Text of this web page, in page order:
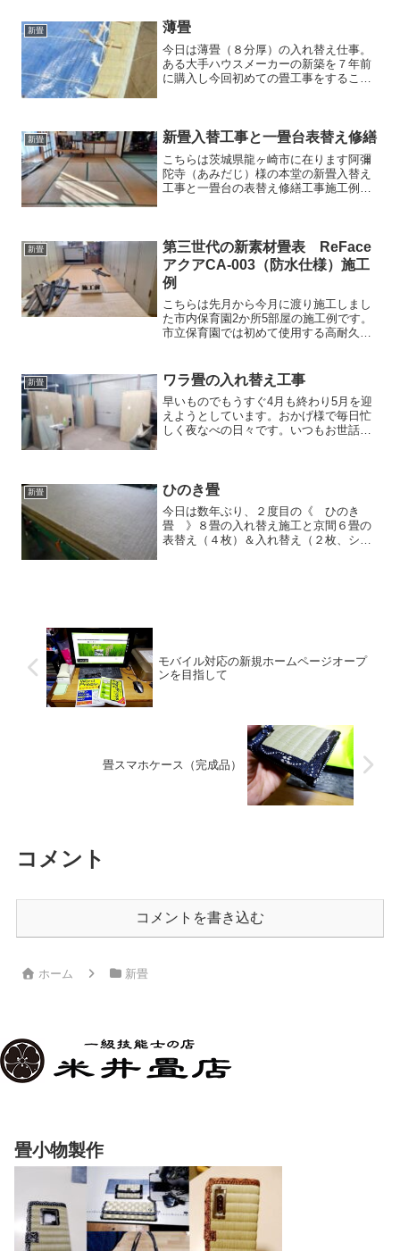
先日納めた八千代市のＨ様のお宅です。
当店在庫、1番良い畳...
新畳 薄畳
今日は薄畳（８分厚）の入れ替え仕事。
ある大手ハウスメーカーの新築を７年前
に購入し今回初めての畳工事をすること
と・・・ということで入れ替え工...
新畳 新畳入替工事と一畳台表替え修繕
こちらは茨城県龍ヶ崎市に在ります阿彌
陀寺（あみだじ）様の本堂の新畳入替え
工事と一畳台の表替え修繕工事施工例で
た。年末の忙しさとご住職の...
新畳
第三世代の新素材畳表 ReFace
アクアCA-003（防水仕様）施工
例
こちらは先月から今月に渡り施工しまし
た市内保育園2か所5部屋の施工例です。
市立保育園では初めて使用する高耐久塩
替え工事と新畳入れ替え工事になりま
す。素材はペ...
新畳 ワラ畳の入れ替え工事
早いものでもうすぐ4月も終わり5月を迎
えようとしています。おかげ様で毎日忙
しく夜なべの日々です。いつもお世話に
べ対応で納めてまいりまし...
新畳 ひのき畳
今日は数年ぶり、２度目の《 ひのき
畳 》８畳の入れ替え施工と京間６畳の
表替え（４枚）＆入れ替え（２枚、シロ
モバイル対応の新規ホームページオープ
ンを目指して
畳スマホケース（完成品）
コメント
コメントを書き込む
ホーム 新畳
畳小物製作